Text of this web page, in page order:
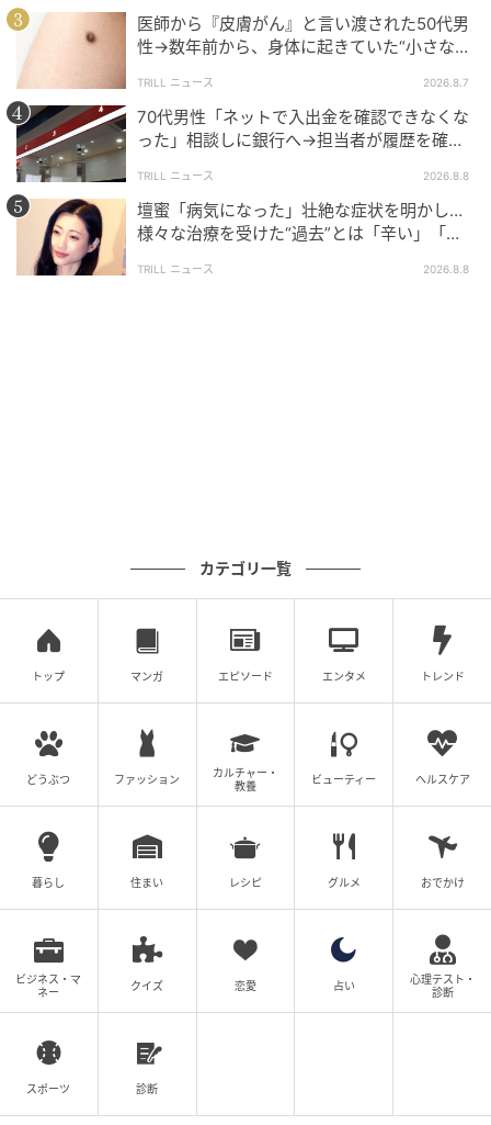
医師から『皮膚がん』と言い渡された50代男
性→数年前から、身体に起きていた“小さな異
TRILL ニュース 2026.8.7
70代男性「ネットで入出金を確認できなくな
った」相談しに銀行へ→担当者が履歴を確認
TRILL ニュース 2026.8.8
壇蜜「病気になった」壮絶な症状を明かし…
様々な治療を受けた“過去”とは「辛い」「苦
TRILL ニュース 2026.8.8
カテゴリ一覧
トップ マンガ エピソード エンタメ トレンド
どうぶつ ファッション
カルチャー・
教養
ビューティー ヘルスケア
暮らし 住まい レシピ グルメ おでかけ
ビジネス・マ
ネー
クイズ 恋愛 占い
心理テスト・
診断
スポーツ 診断